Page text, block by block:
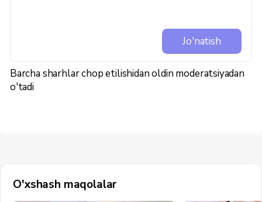
Jo'natish
Barcha sharhlar chop etilishidan oldin moderatsiyadan
o'tadi
O'xshash maqolalar